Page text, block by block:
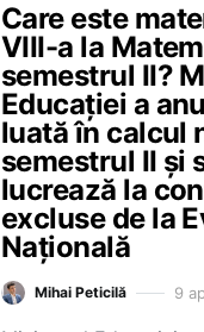
Care este
VIII-a la
semestrul II?
Educației a
luată în calcul
semestrul II și
lucrează la
excluse de la
Națională
Mihai Peticilă 9